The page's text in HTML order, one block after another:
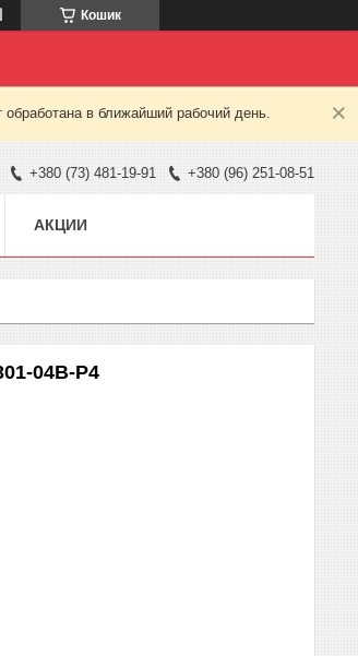
Кошик
в ближайший рабочий день.
+380 (73) 481-19-91 +380 (96) 251-08-51
АКЦИИ
04B-P4